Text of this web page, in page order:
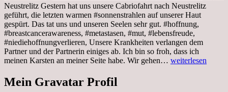
Neustrelitz Gestern hat uns unsere Cabriofahrt nach Neustrelitz
geführt, die letzten warmen #sonnenstrahlen auf unserer Haut
gespürt. Das tat uns und unseren Seelen sehr gut. #hoffnung,
#breastcancerawareness, #metastasen, #mut, #lebensfreude,
#niediehoffnungverlieren, Unsere Krankheiten verlangen dem
Partner und der Partnerin einiges ab. Ich bin so froh, dass ich
meinen Karsten an meiner Seite habe. Wir gehen… Sonnabend,
weiterlesen
Mein Gravatar Profil